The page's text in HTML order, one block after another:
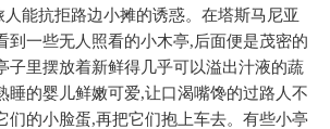
能抗拒路边小摊的诱惑。在塔斯马尼亚
到一些无人照看的小木亭,后面便是茂密的
子里摆放着新鲜得几乎可以溢出汁液的蔬
睡的婴儿鲜嫩可爱,让口渴嘴馋的过路人不
们的小脸蛋,再把它们抱上车去。有些小亭